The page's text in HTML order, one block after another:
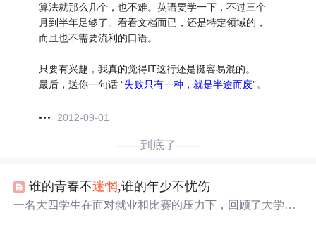
算法就那么几个，也不难。英语要学一下，不过三个
月到半年足够了。看看文档而已，还是特定领域的，
而且也不需要流利的口语。
只要有兴趣，我真的觉得IT这行还是挺容易混的。
最后，送你一句话 “失败只有一种，就是半途而废”。
2012-09-01
——到底了——
谁的青春不迷惘,谁的年少不忧伤
一名大四学生在面对就业和比赛的压力下，回顾了大学生